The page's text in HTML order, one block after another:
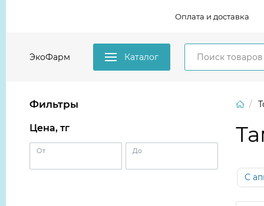
Оплата и доставка
ЭкоФарм Каталог
С
Фильтры
Цена, тг
От До